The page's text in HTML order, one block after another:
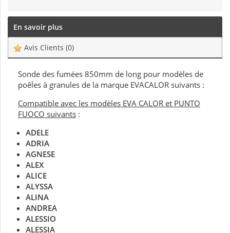
En savoir plus
Avis Clients (0)
Sonde des fumées 850mm de long pour modèles de
poêles à granules de la marque EVACALOR suivants :
Compatible avec les modèles EVA CALOR et PUNTO
FUOCO suivants :
ADELE
ADRIA
AGNESE
ALEX
ALICE
ALYSSA
ALINA
ANDREA
ALESSIO
ALESSIA